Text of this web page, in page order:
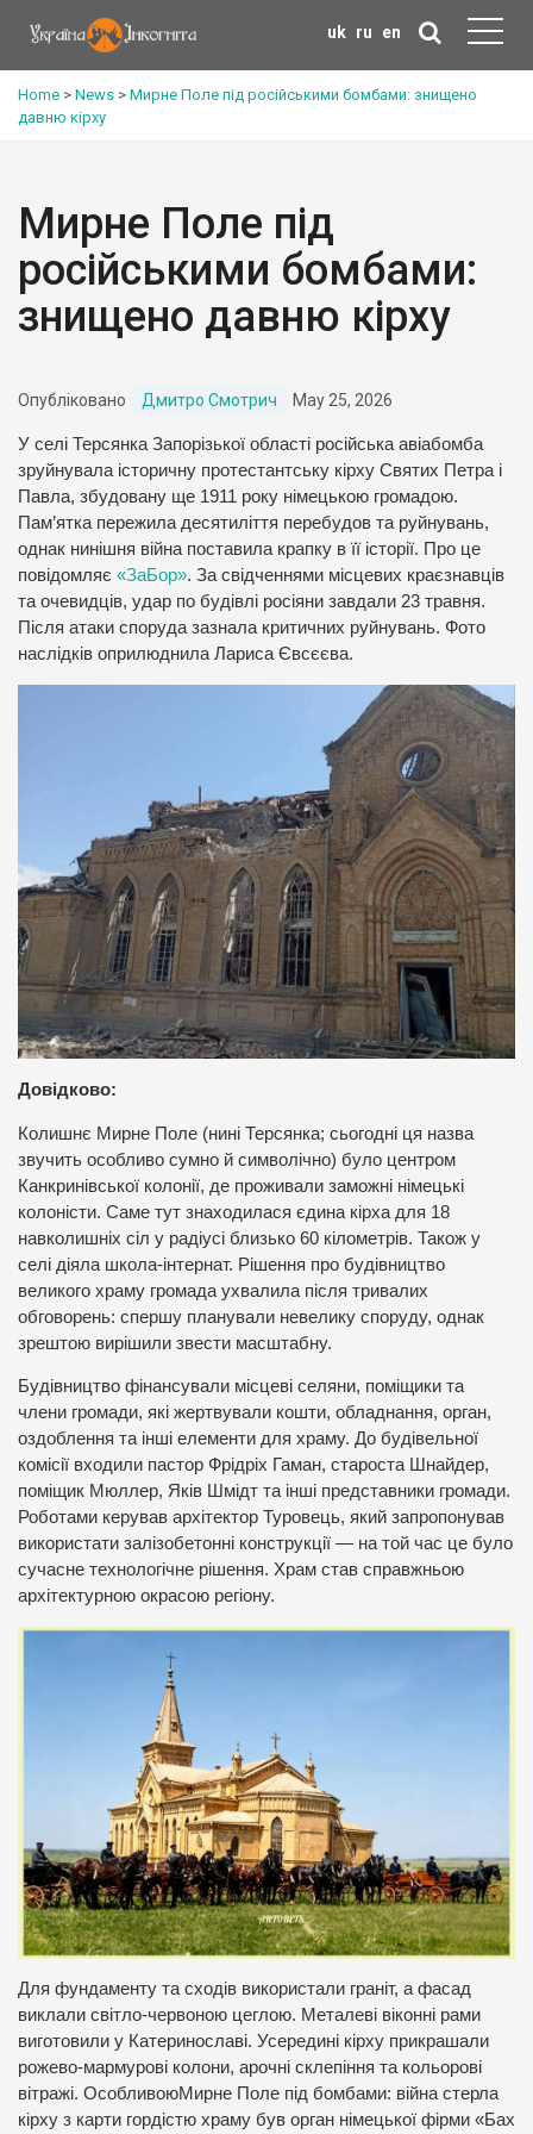
uk ru en
Home > News > Мирне Поле під російськими бомбами: знищено
давню кірху
Мирне Поле під
російськими бомбами:
знищено давню кірху
Опубліковано Дмитро Смотрич May 25, 2026
У селі Терсянка Запорізької області російська авіабомба
зруйнувала історичну протестантську кірху Святих Петра і
Павла, збудовану ще 1911 року німецькою громадою.
Пам’ятка пережила десятиліття перебудов та руйнувань,
однак нинішня війна поставила крапку в її історії. Про це
повідомляє «ЗаБор». За свідченнями місцевих краєзнавців
та очевидців, удар по будівлі росіяни завдали 23 травня.
Після атаки споруда зазнала критичних руйнувань. Фото
наслідків оприлюднила Лариса Євсєєва.
Довідково:
Колишнє Мирне Поле (нині Терсянка; сьогодні ця назва
звучить особливо сумно й символічно) було центром
Канкринівської колонії, де проживали заможні німецькі
колоністи. Саме тут знаходилася єдина кірха для 18
навколишніх сіл у радіусі близько 60 кілометрів. Також у
селі діяла школа-інтернат. Рішення про будівництво
великого храму громада ухвалила після тривалих
обговорень: спершу планували невелику споруду, однак
зрештою вирішили звести масштабну.
Будівництво фінансували місцеві селяни, поміщики та
члени громади, які жертвували кошти, обладнання, орган,
оздоблення та інші елементи для храму. До будівельної
комісії входили пастор Фрідріх Гаман, староста Шнайдер,
поміщик Мюллер, Яків Шмідт та інші представники громади.
Роботами керував архітектор Туровець, який запропонував
використати залізобетонні конструкції — на той час це було
сучасне технологічне рішення. Храм став справжньою
архітектурною окрасою регіону.
Для фундаменту та сходів використали граніт, а фасад
виклали світло-червоною цеглою. Металеві віконні рами
виготовили у Катеринославі. Усередині кірху прикрашали
рожево-мармурові колони, арочні склепіння та кольорові
вітражі. ОсобливоюМирне Поле під бомбами: війна стерла
кірху з карти гордістю храму був орган німецької фірми «Бах